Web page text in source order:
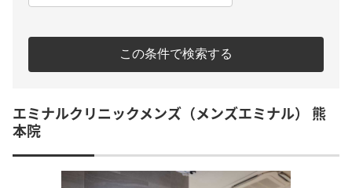
この条件で検索する
エミナルクリニックメンズ（メンズエミナル） 熊
本院